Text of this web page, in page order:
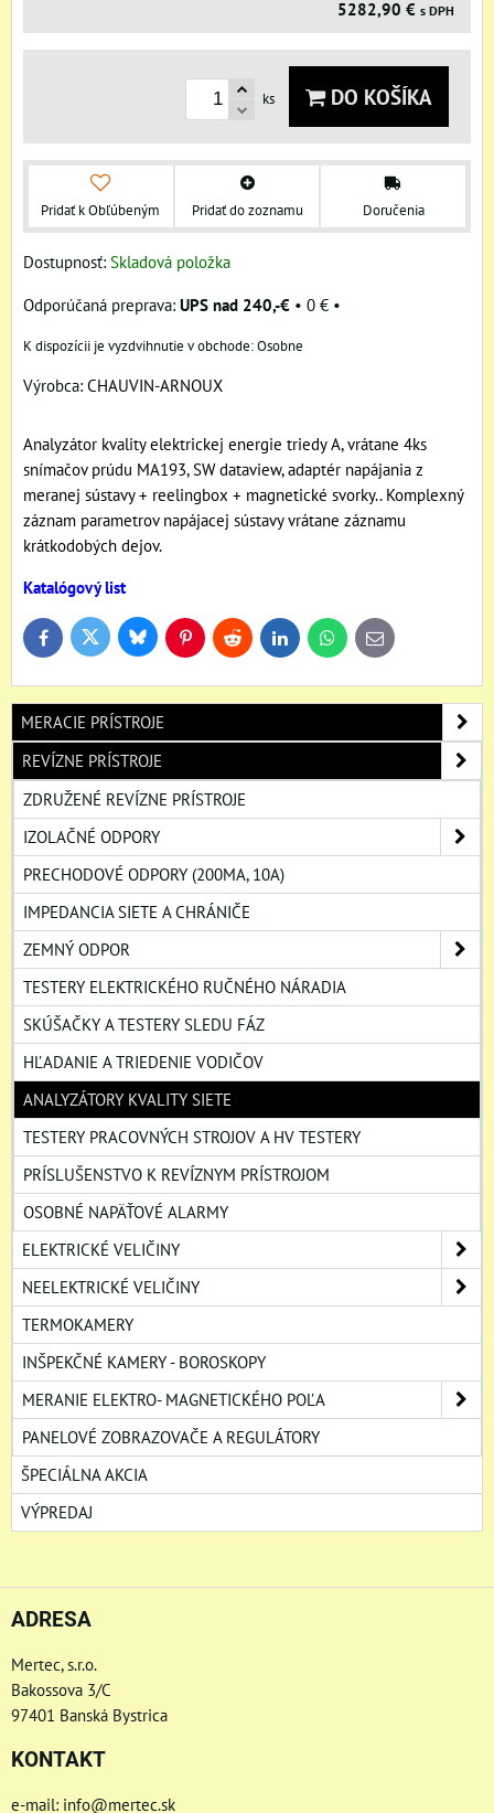
5282,90 € s DPH
ks DO KOŠÍKA
Pridať k Obľúbeným Pridať do zoznamu Doručenia
Dostupnosť: Skladová položka
UPS nad 240,-€ • 0 € •
Osobne
Výrobca: CHAUVIN-ARNOUX
Analyzátor kvality elektrickej energie triedy A, vrátane 4ks
snímačov prúdu MA193, SW dataview, adaptér napájania z
meranej sústavy + reelingbox + magnetické svorky.. Komplexný
záznam parametrov napájacej sústavy vrátane záznamu
krátkodobých dejov.
Katalógový list
FacebookTwitter BlueskyPinterestReddit LinkedInWhatsApp
E-
mail
MERACIE PRÍSTROJE
REVÍZNE PRÍSTROJE
ZDRUŽENÉ REVÍZNE PRÍSTROJE
IZOLAČNÉ ODPORY
PRECHODOVÉ ODPORY (200MA, 10A)
IMPEDANCIA SIETE A CHRÁNIČE
ZEMNÝ ODPOR
TESTERY ELEKTRICKÉHO RUČNÉHO NÁRADIA
SKÚŠAČKY A TESTERY SLEDU FÁZ
HĽADANIE A TRIEDENIE VODIČOV
ANALYZÁTORY KVALITY SIETE
TESTERY PRACOVNÝCH STROJOV A HV TESTERY
PRÍSLUŠENSTVO K REVÍZNYM PRÍSTROJOM
OSOBNÉ NAPÄŤOVÉ ALARMY
ELEKTRICKÉ VELIČINY
NEELEKTRICKÉ VELIČINY
TERMOKAMERY
INŠPEKČNÉ KAMERY - BOROSKOPY
MERANIE ELEKTRO- MAGNETICKÉHO POĽA
PANELOVÉ ZOBRAZOVAČE A REGULÁTORY
ŠPECIÁLNA AKCIA
VÝPREDAJ
ADRESA
Mertec, s.r.o.
Bakossova 3/C
97401 Banská Bystrica
KONTAKT
e-mail: info@mertec.sk